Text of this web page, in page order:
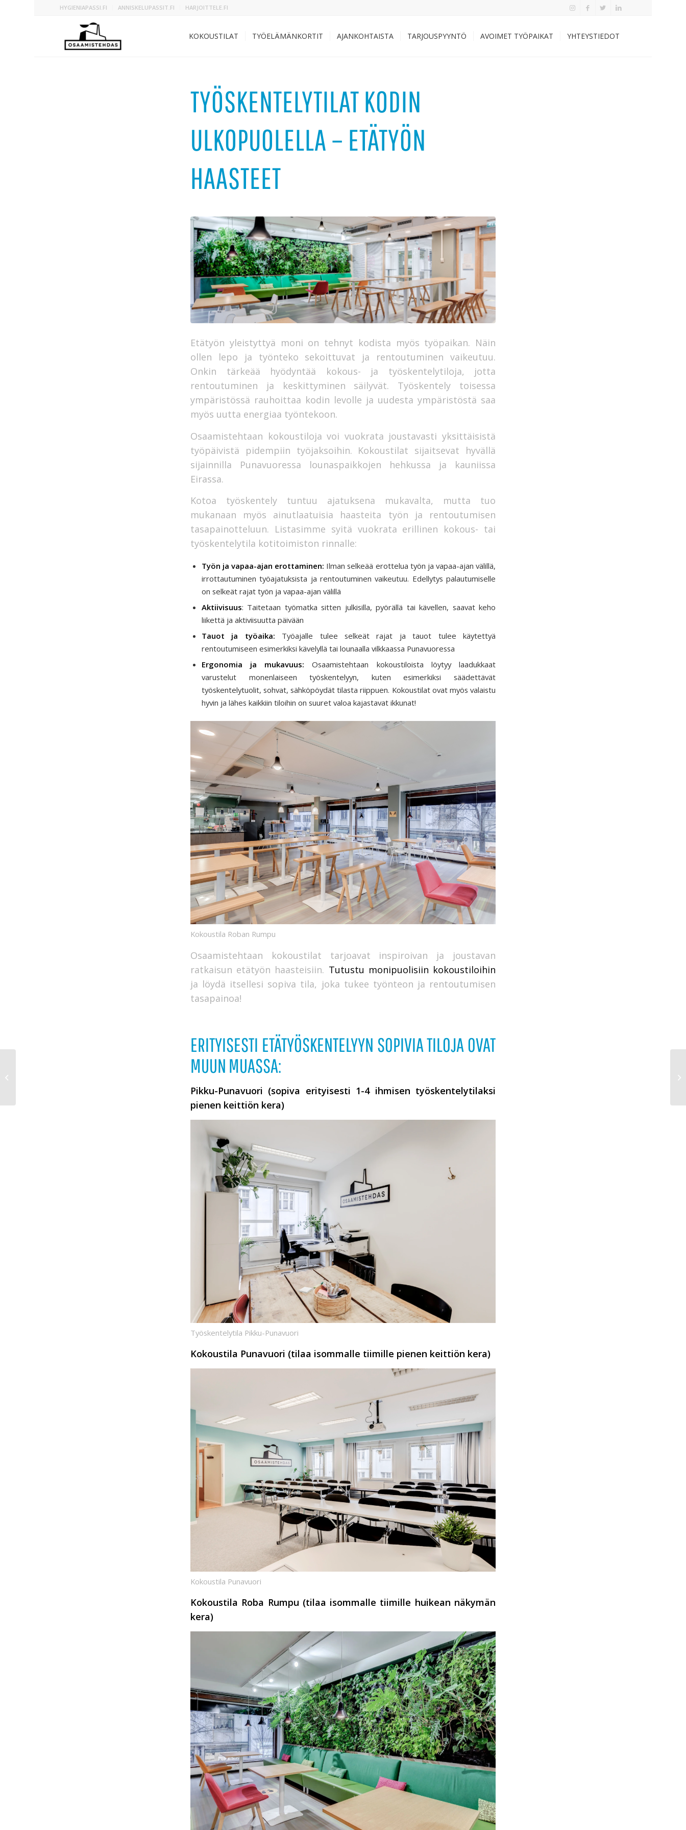
HYGIENIAPASSI.FI ANNISKELUPASSIT.FI HARJOITTELE.FI
KOKOUSTILAT TYÖELÄMÄNKORTIT AJANKOHTAISTA TARJOUSPYYNTÖ AVOIMET TYÖPAIKAT YHTEYSTIEDOT
TYÖSKENTELYTILAT KODIN
ULKOPUOLELLA – ETÄTYÖN
HAASTEET
Etätyön yleistyttyä moni on tehnyt kodista myös työpaikan. Näin
ollen lepo ja työnteko sekoittuvat ja rentoutuminen vaikeutuu.
Onkin tärkeää hyödyntää kokous- ja työskentelytiloja, jotta
rentoutuminen ja keskittyminen säilyvät. Työskentely toisessa
ympäristössä rauhoittaa kodin levolle ja uudesta ympäristöstä saa
myös uutta energiaa työntekoon.
Osaamistehtaan kokoustiloja voi vuokrata joustavasti yksittäisistä
työpäivistä pidempiin työjaksoihin. Kokoustilat sijaitsevat hyvällä
sijainnilla Punavuoressa lounaspaikkojen hehkussa ja kauniissa
Eirassa.
Kotoa työskentely tuntuu ajatuksena mukavalta, mutta tuo
mukanaan myös ainutlaatuisia haasteita työn ja rentoutumisen
tasapainotteluun. Listasimme syitä vuokrata erillinen kokous- tai
työskentelytila kotitoimiston rinnalle:
Työn ja vapaa-ajan erottaminen: Ilman selkeää erottelua työn ja vapaa-ajan välillä,
irrottautuminen työajatuksista ja rentoutuminen vaikeutuu. Edellytys palautumiselle
on selkeät rajat työn ja vapaa-ajan välillä
Aktiivisuus: Taitetaan työmatka sitten julkisilla, pyörällä tai kävellen, saavat keho
liikettä ja aktiviisuutta päivään
Tauot ja työaika: Työajalle tulee selkeät rajat ja tauot tulee käytettyä
rentoutumiseen esimerkiksi kävelyllä tai lounaalla vilkkaassa Punavuoressa
Ergonomia ja mukavuus: Osaamistehtaan kokoustiloista löytyy laadukkaat
varustelut monenlaiseen työskentelyyn, kuten esimerkiksi säädettävät
työskentelytuolit, sohvat, sähköpöydät tilasta riippuen. Kokoustilat ovat myös valaistu
hyvin ja lähes kaikkiin tiloihin on suuret valoa kajastavat ikkunat!
Kokoustila Roban Rumpu
Osaamistehtaan kokoustilat tarjoavat inspiroivan ja joustavan
ratkaisun etätyön haasteisiin. Tutustu monipuolisiin kokoustiloihin
ja löydä itsellesi sopiva tila, joka tukee työnteon ja rentoutumisen
tasapainoa!
ERITYISESTI ETÄTYÖSKENTELYYN SOPIVIA TILOJA OVAT
MUUN MUASSA:
Pikku-Punavuori (sopiva erityisesti 1-4 ihmisen työskentelytilaksi
pienen keittiön kera)
Työskentelytila Pikku-Punavuori
Kokoustila Punavuori (tilaa isommalle tiimille pienen keittiön kera)
Kokoustila Punavuori
Kokoustila Roba Rumpu (tilaa isommalle tiimille huikean näkymän
kera)